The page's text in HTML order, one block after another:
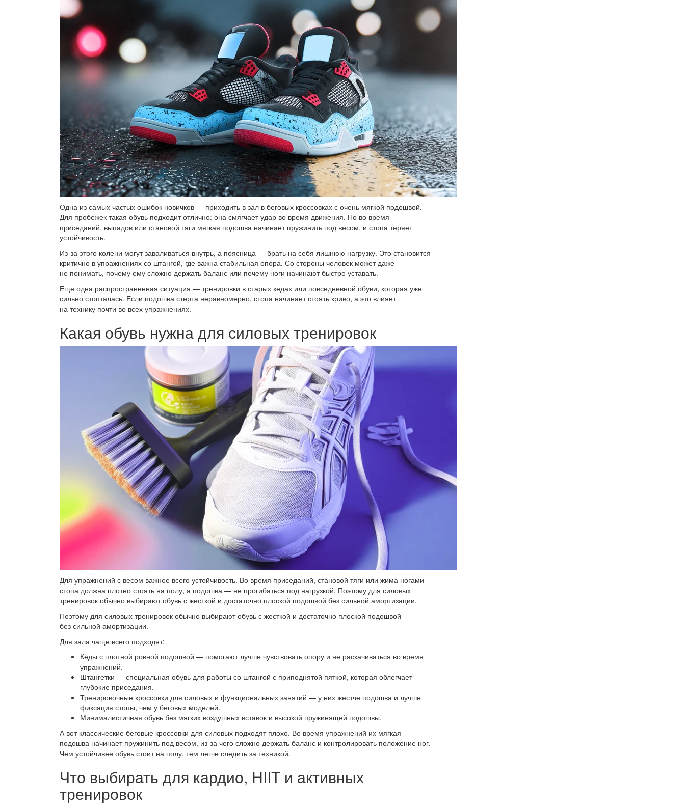
Одна из самых частых ошибок новичков — приходить в зал в беговых кроссовках с очень мягкой подошвой.
Для пробежек такая обувь подходит отлично: она смягчает удар во время движения. Но во время
приседаний, выпадов или становой тяги мягкая подошва начинает пружинить под весом, и стопа теряет
устойчивость.
Из-за этого колени могут заваливаться внутрь, а поясница — брать на себя лишнюю нагрузку. Это становится
критично в упражнениях со штангой, где важна стабильная опора. Со стороны человек может даже
не понимать, почему ему сложно держать баланс или почему ноги начинают быстро уставать.
Еще одна распространенная ситуация — тренировки в старых кедах или повседневной обуви, которая уже
сильно стопталась. Если подошва стерта неравномерно, стопа начинает стоять криво, а это влияет
на технику почти во всех упражнениях.
Какая обувь нужна для силовых тренировок
Для упражнений с весом важнее всего устойчивость. Во время приседаний, становой тяги или жима ногами
стопа должна плотно стоять на полу, а подошва — не прогибаться под нагрузкой. Поэтому для силовых
тренировок обычно выбирают обувь с жесткой и достаточно плоской подошвой без сильной амортизации.
Поэтому для силовых тренировок обычно выбирают обувь с жесткой и достаточно плоской подошвой
без сильной амортизации.
Для зала чаще всего подходят:
Кеды с плотной ровной подошвой — помогают лучше чувствовать опору и не раскачиваться во время
упражнений.
Штангетки — специальная обувь для работы со штангой с приподнятой пяткой, которая облегчает
глубокие приседания.
Тренировочные кроссовки для силовых и функциональных занятий — у них жестче подошва и лучше
фиксация стопы, чем у беговых моделей.
Минималистичная обувь без мягких воздушных вставок и высокой пружинящей подошвы.
А вот классические беговые кроссовки для силовых подходят плохо. Во время упражнений их мягкая
подошва начинает пружинить под весом, из-за чего сложно держать баланс и контролировать положение ног.
Чем устойчивее обувь стоит на полу, тем легче следить за техникой.
Что выбирать для кардио, HIIT и активных
тренировок